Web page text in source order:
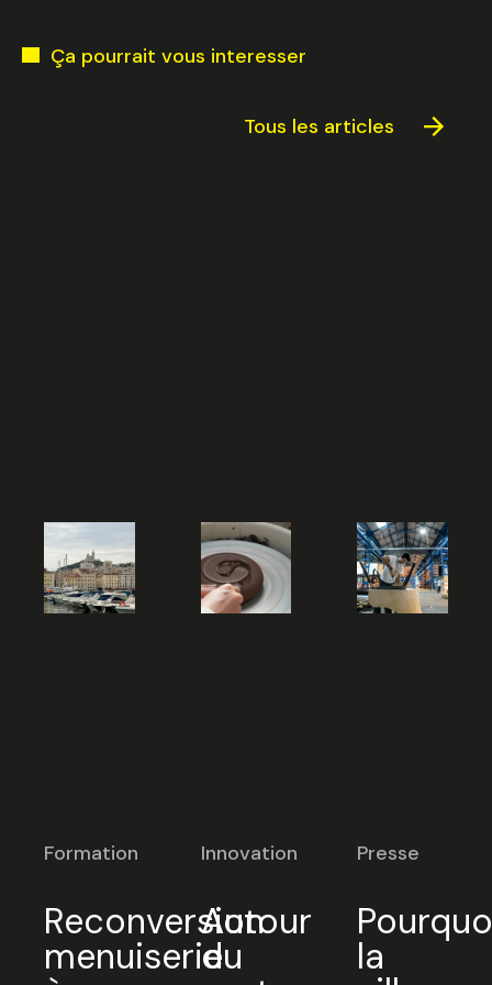
Ça pourrait vous interesser
Tous les articles
Formation
Reconversion
menuiserie
Innovation
Autour
du
Presse
la